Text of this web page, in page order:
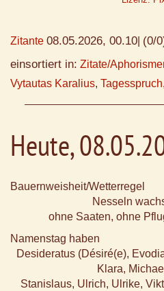
Zitante 08.05.2026, 00.10 (0/
einsortiert in: Zitate/
Vytautas Karalius, Tagesspruch,
Heute,
Bauernweisheit/Wetterregel
Nesseln
ohne Saaten, ohne
Namenstag haben
Desideratus (Désiré(e),
Klara,
Stanislaus, Ulrich, Ulrike,